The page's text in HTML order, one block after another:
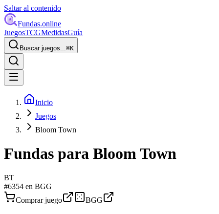
Saltar al contenido
Fundas.online
JuegosTCGMedidasGuía
Buscar juegos...⌘K
Inicio
Juegos
Bloom Town
Fundas para Bloom Town
BT
#6354 en BGG
Comprar juego
BGG